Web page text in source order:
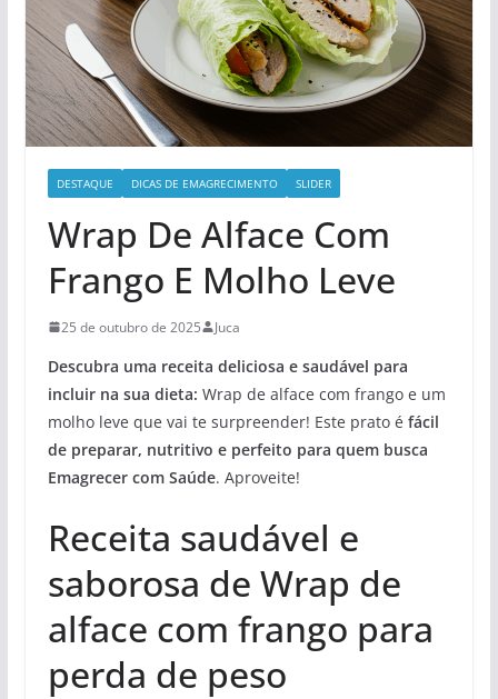
DESTAQUE DICAS DE EMAGRECIMENTO SLIDER
Wrap De Alface Com
Frango E Molho Leve
25 de outubro de 2025 Juca
Descubra uma receita deliciosa e saudável para
incluir na sua dieta: Wrap de alface com frango e um
molho leve que vai te surpreender! Este prato é fácil
de preparar, nutritivo e perfeito para quem busca
Emagrecer com Saúde. Aproveite!
Receita saudável e
saborosa de Wrap de
alface com frango para
perda de peso